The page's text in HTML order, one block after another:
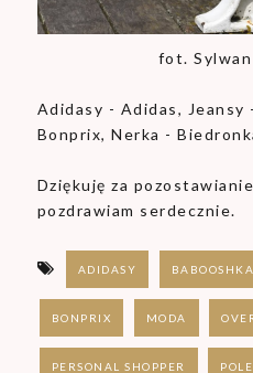
fot.
Adidasy - Adidas, Jeansy
Bonprix, Nerka -
Dziękuję za
pozdrawiam serdecznie.
ADIDASY
BONPRIX MODA
PERSONAL SHOPPER